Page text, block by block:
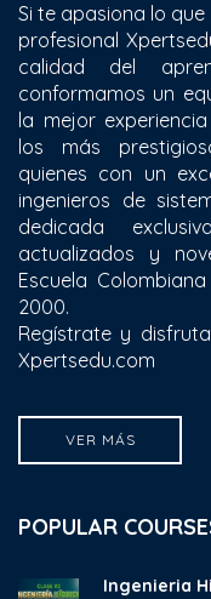
Si te apasiona lo
profesional
calidad del
conformamos un
la mejor
los más
quienes con un
ingenieros de
dedicada
actualizados y
Escuela
2000.
Regístrate y
Xpertsedu.com
VER MÁS
POPULAR
Ingenieria